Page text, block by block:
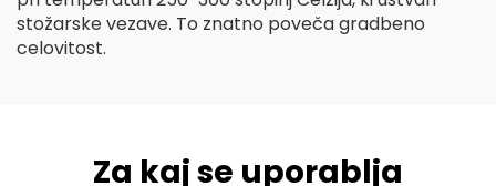
stožarske vezave. To znatno poveča gradbeno
celovitost.
Za kaj se uporablja